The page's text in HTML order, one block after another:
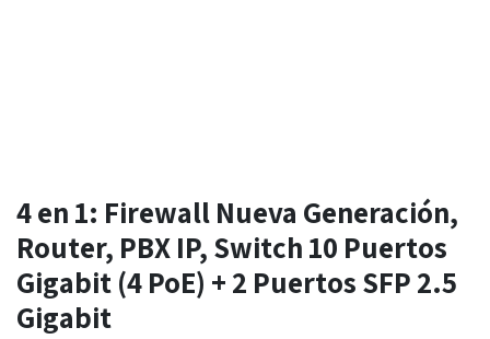
4 en 1: Firewall Nueva Generación,
Router, PBX IP, Switch 10 Puertos
Gigabit (4 PoE) + 2 Puertos SFP 2.5
Gigabit